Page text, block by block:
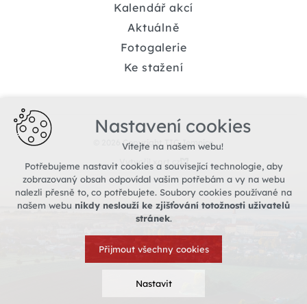
Kalendář akcí
Aktuálně
Fotogalerie
Ke stažení
© 2026 Copyright TIC Jemnice
Vytvořil xart.cz
Nastavení cookies
Vítejte na našem webu!
Potřebujeme nastavit cookies a související technologie, aby
zobrazovaný obsah odpovídal vašim potřebám a vy na webu
nalezli přesně to, co potřebujete. Soubory cookies používané na
našem webu nikdy neslouží ke zjišťování totožnosti uživatelů
stránek.
Přijmout všechny cookies
Nastavit